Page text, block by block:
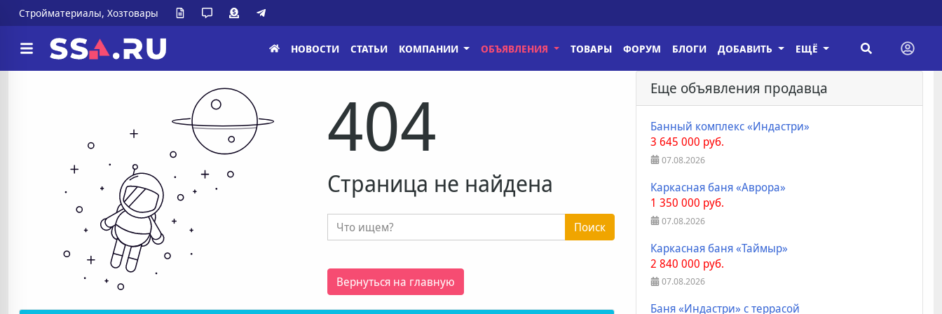
Стройматериалы, Хозтовары
НОВОСТИ СТАТЬИ КОМПАНИИ ОБЪЯВЛЕНИЯ ТОВАРЫ ФОРУМ БЛОГИ ДОБАВИТЬ ЕЩЁ
404
Страница не найдена
Поиск
Вернуться на главную
Еще объявления продавца
Банный комплекс «Индастри»
3 645 000 руб.
07.08.2026
Каркасная баня «Аврора»
1 350 000 руб.
07.08.2026
Каркасная баня «Таймыр»
2 840 000 руб.
07.08.2026
Баня «Индастри» с террасой